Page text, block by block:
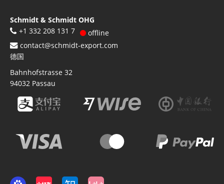
Schmidt & Schmidt OHG
+1 332 208 131 7
offline
contact@schmidt-export.com
德国
Bahnhofstrasse 32
94032 Passau